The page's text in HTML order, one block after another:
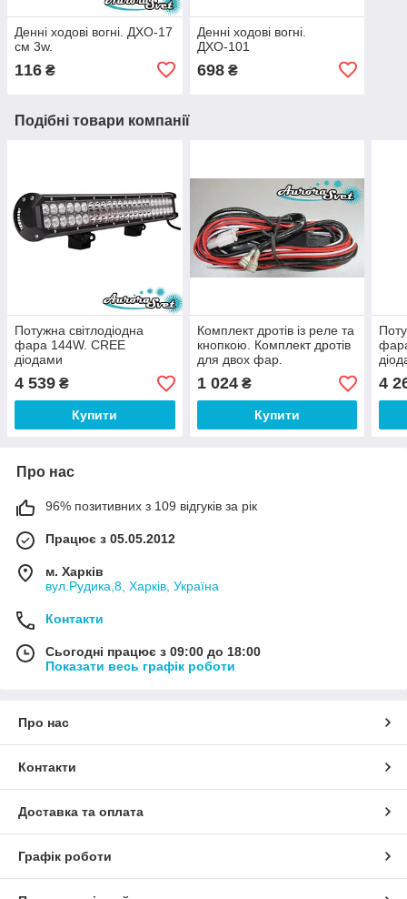
Денні ходові вогні. ДХО-17
см 3w.
116 ₴
Денні ходові вогні.
ДХО-101
698₴
Подібні товари компанії
Потужна світлодіодна
фара 144W. CREE
діодами
4 539 ₴
Купити
Комплект дротів із реле та
кнопкою. Комплект дротів
для двох фар.
1 024₴
Купити
4
Про нас
96% позитивних з 109 відгуків за рік
Працює з 05.05.2012
м. Харків
вул.Рудика,8, Харків, Україна
Контакти
Сьогодні працює з 09:00 до 18:00
Показати весь графік роботи
Про нас
Контакти
Доставка та оплата
Графік роботи